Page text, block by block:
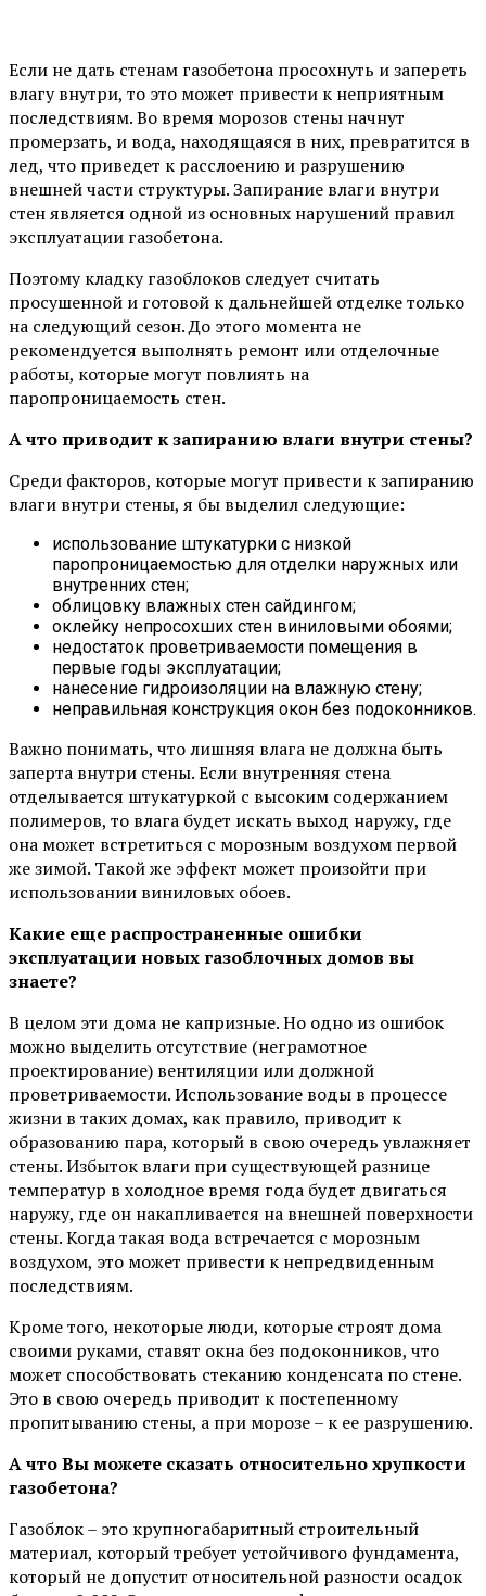
Если не дать стенам газобетона просохнуть и запереть
влагу внутри, то это может привести к неприятным
последствиям. Во время морозов стены начнут
промерзать, и вода, находящаяся в них, превратится в
лед, что приведет к расслоению и разрушению
внешней части структуры. Запирание влаги внутри
стен является одной из основных нарушений правил
эксплуатации газобетона.
Поэтому кладку газоблоков следует считать
просушенной и готовой к дальнейшей отделке только
на следующий сезон. До этого момента не
рекомендуется выполнять ремонт или отделочные
работы, которые могут повлиять на
паропроницаемость стен.
А что приводит к запиранию влаги внутри стены?
Среди факторов, которые могут привести к запиранию
влаги внутри стены, я бы выделил следующие:
использование штукатурки с низкой
паропроницаемостью для отделки наружных или
внутренних стен;
облицовку влажных стен сайдингом;
оклейку непросохших стен виниловыми обоями;
недостаток проветриваемости помещения в
первые годы эксплуатации;
нанесение гидроизоляции на влажную стену;
неправильная конструкция окон без подоконников.
Важно понимать, что лишняя влага не должна быть
заперта внутри стены. Если внутренняя стена
отделывается штукатуркой с высоким содержанием
полимеров, то влага будет искать выход наружу, где
она может встретиться с морозным воздухом первой
же зимой. Такой же эффект может произойти при
использовании виниловых обоев.
Какие еще распространенные ошибки
эксплуатации новых газоблочных домов вы
знаете?
В целом эти дома не капризные. Но одно из ошибок
можно выделить отсутствие (неграмотное
проектирование) вентиляции или должной
проветриваемости. Использование воды в процессе
жизни в таких домах, как правило, приводит к
образованию пара, который в свою очередь увлажняет
стены. Избыток влаги при существующей разнице
температур в холодное время года будет двигаться
наружу, где он накапливается на внешней поверхности
стены. Когда такая вода встречается с морозным
воздухом, это может привести к непредвиденным
последствиям.
Кроме того, некоторые люди, которые строят дома
своими руками, ставят окна без подоконников, что
может способствовать стеканию конденсата по стене.
Это в свою очередь приводит к постепенному
пропитыванию стены, а при морозе – к ее разрушению.
А что Вы можете сказать относительно хрупкости
газобетона?
Газоблок – это крупногабаритный строительный
материал, который требует устойчивого фундамента,
который не допустит относительной разности осадок